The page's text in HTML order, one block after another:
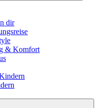
dir
& Komfort